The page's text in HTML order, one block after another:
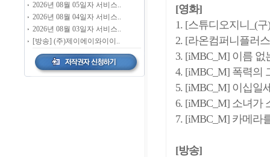
2026년 08월 05일자 서비스..
2026년 08월 04일자 서비스..
2026년 08월 03일자 서비스..
[방송] (주)제이에이와이이..
[영화]
1. [스튜디오지니_(
2. [라온컴퍼니플러
3. [iMBC_M] 이름 없
4. [iMBC_M] 폭력의
5. [iMBC_M] 이십일
6. [iMBC_M] 소녀가
7. [iMBC_M] 카메라
[방송]